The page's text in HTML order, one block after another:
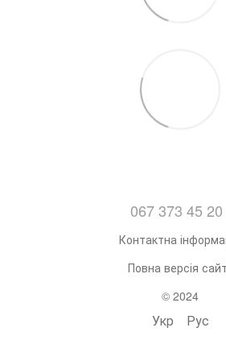
067 373 45 20
Контактна
Повна версія
© 2024
Укр Рус